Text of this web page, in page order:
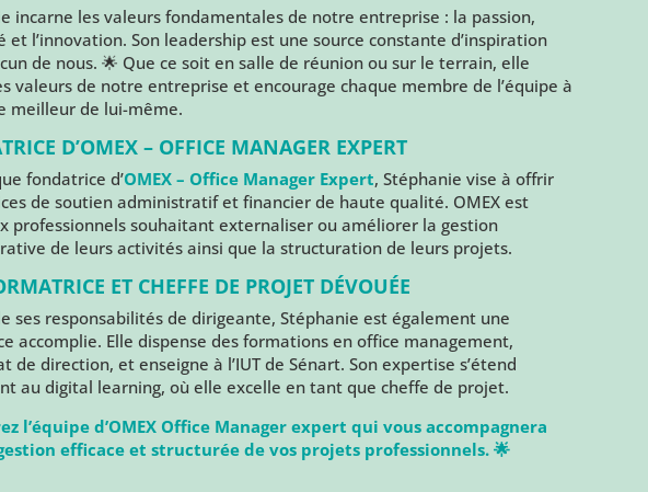
incarne les valeurs fondamentales de notre entreprise : la passion,
et l’innovation. Son leadership est une source constante d’inspiration
de nous. 🌟 Que ce soit en salle de réunion ou sur le terrain, elle
valeurs de notre entreprise et encourage chaque membre de l’équipe à
meilleur de lui-même.
D’OMEX – OFFICE MANAGER EXPERT
fondatrice d’OMEX – Office Manager Expert, Stéphanie vise à offrir
de soutien administratif et financier de haute qualité. OMEX est
professionnels souhaitant externaliser ou améliorer la gestion
de leurs activités ainsi que la structuration de leurs projets.
ET CHEFFE DE PROJET DÉVOUÉE
ses responsabilités de dirigeante, Stéphanie est également une
accomplie. Elle dispense des formations en office management,
de direction, et enseigne à l’IUT de Sénart. Son expertise s’étend
au digital learning, où elle excelle en tant que cheffe de projet.
l’équipe d’OMEX Office Manager expert qui vous accompagnera
efficace et structurée de vos projets professionnels. 🌟